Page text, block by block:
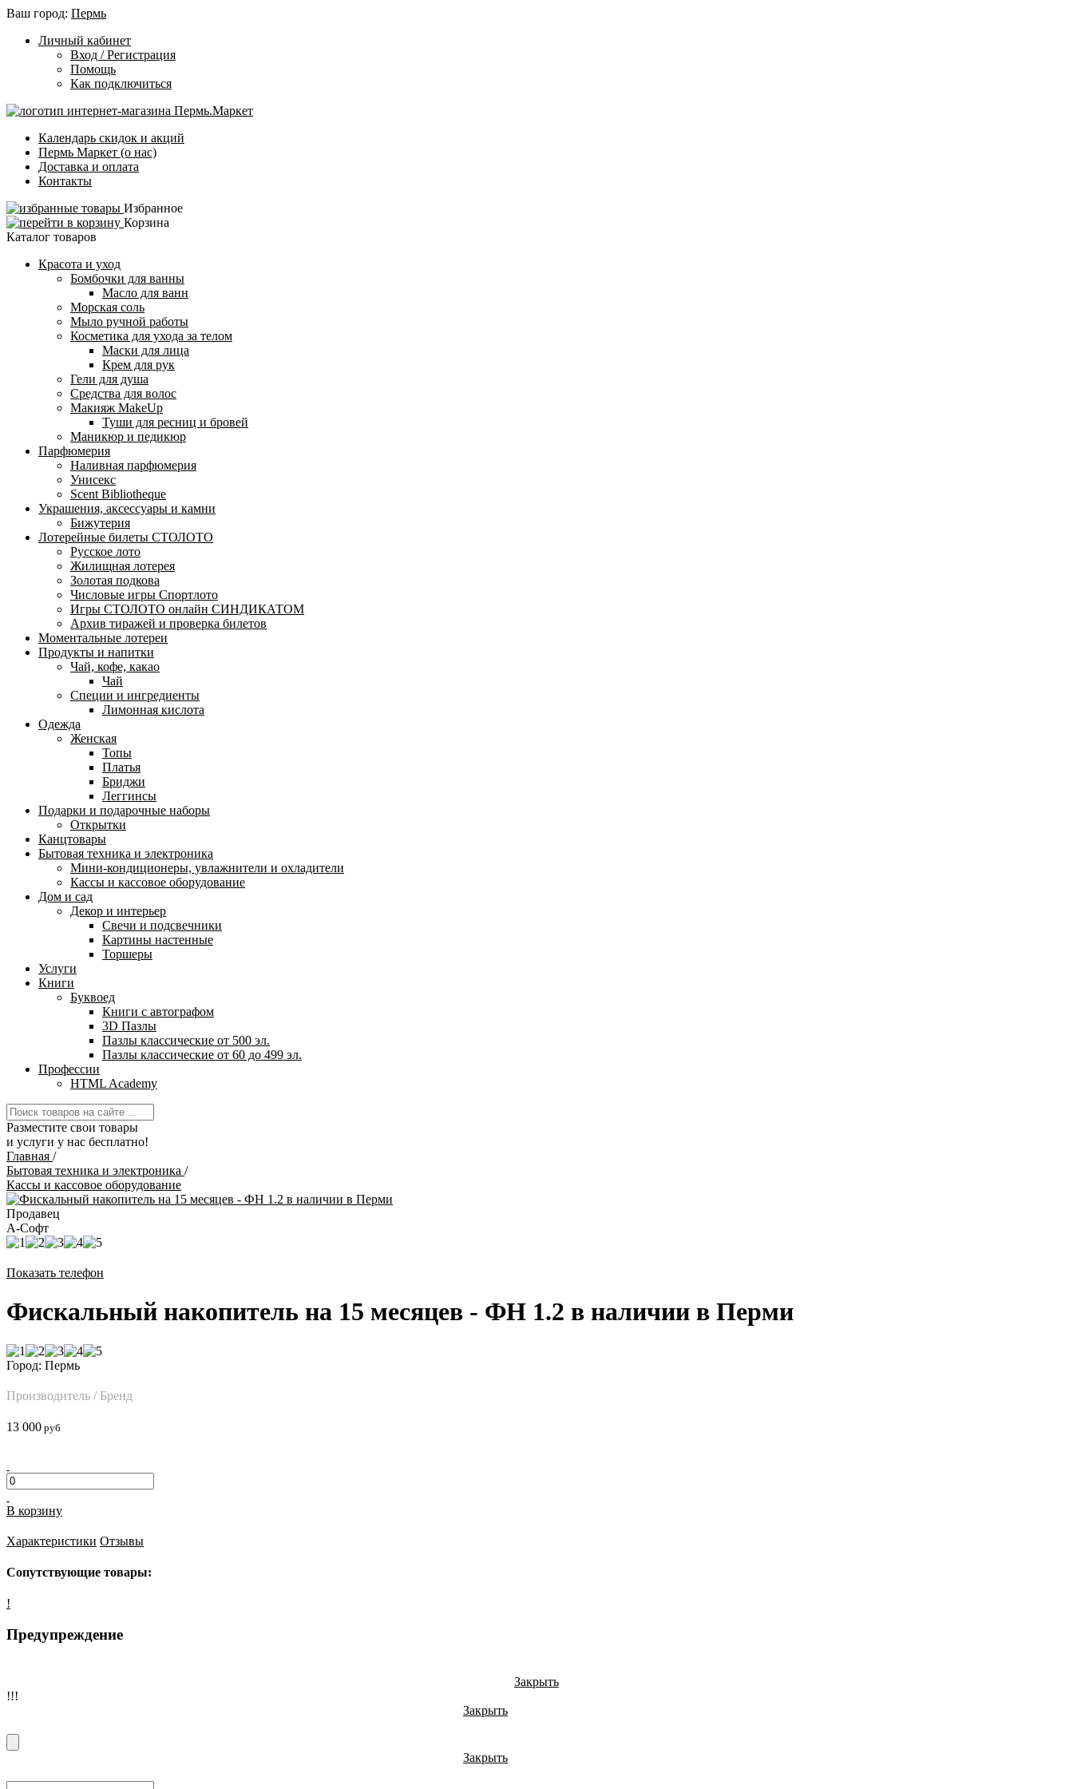
Ваш город: Пермь
Личный кабинет
Вход / Регистрация
Помощь
Как подключиться
Календарь скидок и акций
Пермь Маркет (о нас)
Доставка и оплата
Контакты
Избранное
Корзина
Каталог товаров
Красота и уход
Бомбочки для ванны
Масло для ванн
Морская соль
Мыло ручной работы
Косметика для ухода за телом
Маски для лица
Крем для рук
Гели для душа
Средства для волос
Макияж MakeUp
Туши для ресниц и бровей
Маникюр и педикюр
Парфюмерия
Наливная парфюмерия
Унисекс
Scent Bibliotheque
Украшения, аксессуары и камни
Бижутерия
Лотерейные билеты СТОЛОТО
Русское лото
Жилищная лотерея
Золотая подкова
Числовые игры Спортлото
Игры СТОЛОТО онлайн СИНДИКАТОМ
Архив тиражей и проверка билетов
Моментальные лотереи
Продукты и напитки
Чай, кофе, какао
Чай
Специи и ингредиенты
Лимонная кислота
Одежда
Женская
Топы
Платья
Бриджи
Леггинсы
Подарки и подарочные наборы
Открытки
Канцтовары
Бытовая техника и электроника
Мини-кондиционеры, увлажнители и охладители
Кассы и кассовое оборудование
Дом и сад
Декор и интерьер
Свечи и подсвечники
Картины настенные
Торшеры
Услуги
Книги
Буквоед
Книги с автографом
3D Пазлы
Пазлы классические от 500 эл.
Пазлы классические от 60 до 499 эл.
Профессии
HTML Academy
Разместите свои товары
и услуги у нас бесплатно!
Главная /
Бытовая техника и электроника /
Кассы и кассовое оборудование
Продавец
А-Софт
Показать телефон
Фискальный накопитель на 15 месяцев - ФН 1.2 в наличии в Перми
Город: Пермь
Производитель / Бренд
13 000 руб
В корзину
Характеристики Отзывы
Сопутствующие товары:
!
Предупреждение
Закрыть
!!!
Закрыть
Закрыть